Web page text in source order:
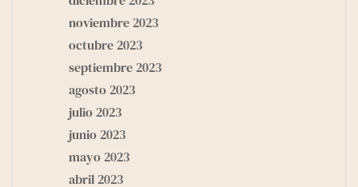
noviembre 2023
octubre 2023
septiembre 2023
agosto 2023
julio 2023
junio 2023
mayo 2023
abril 2023